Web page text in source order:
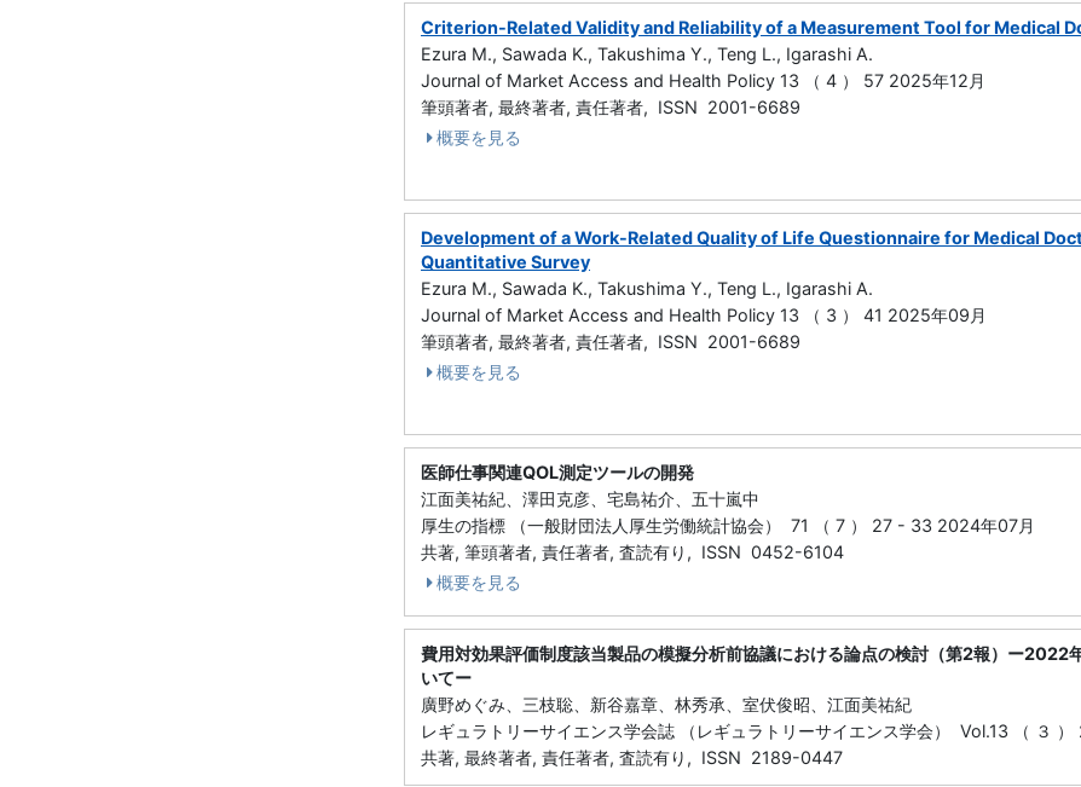
Criterion-Related Validity and Reliability of a Measurement Tool for Medical
Ezura M., Sawada K., Takushima Y., Teng L., Igarashi A.
Journal of Market Access and Health Policy 13 （ 4 ） 57 2025年12月
筆頭著者, 最終著者, 責任著者, ISSN 2001-6689
概要を見る
Development of a Work-Related Quality of Life Questionnaire for Medical
Quantitative Survey
Ezura M., Sawada K., Takushima Y., Teng L., Igarashi A.
Journal of Market Access and Health Policy 13 （ 3 ） 41 2025年09月
筆頭著者, 最終著者, 責任著者, ISSN 2001-6689
概要を見る
医師仕事関連QOL測定ツールの開発
江面美祐紀、澤田克彦、宅島祐介、五十嵐中
厚生の指標 （一般財団法人厚生労働統計協会） 71 （ 7 ） 27 - 33 2024年07月
共著, 筆頭著者, 責任著者, 査読有り, ISSN 0452-6104
概要を見る
費用対効果評価制度該当製品の模擬分析前協議における論点の検討（第2報）ー2022
いてー
廣野めぐみ、三枝聡、新谷嘉章、林秀承、室伏俊昭、江面美祐紀
レギュラトリーサイエンス学会誌 （レギュラトリーサイエンス学会） Vol.13 （ ３
共著, 最終著者, 責任著者, 査読有り, ISSN 2189-0447